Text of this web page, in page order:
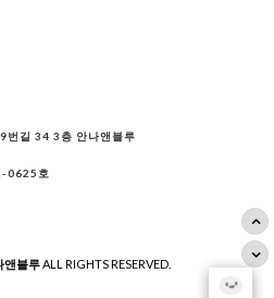
번길 34 3층 안나앤블루
-0625호
앤블루ALL RIGHTS RESERVED.